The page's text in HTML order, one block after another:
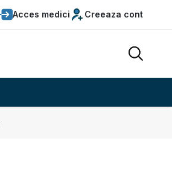
Acces medici Creeaza cont